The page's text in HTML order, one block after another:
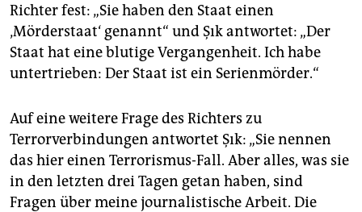
Richter fest: „Sie haben den Staat einen
‚Mörderstaat‘ genannt“ und Şık antwortet: „Der
Staat hat eine blutige Vergangenheit. Ich habe
untertrieben: Der Staat ist ein Serienmörder.“
Auf eine weitere Frage des Richters zu
Terrorverbindungen antwortet Şık: „Sie nennen
das hier einen Terrorismus-Fall. Aber alles, was sie
in den letzten drei Tagen getan haben, sind
Fragen über meine journalistische Arbeit. Die